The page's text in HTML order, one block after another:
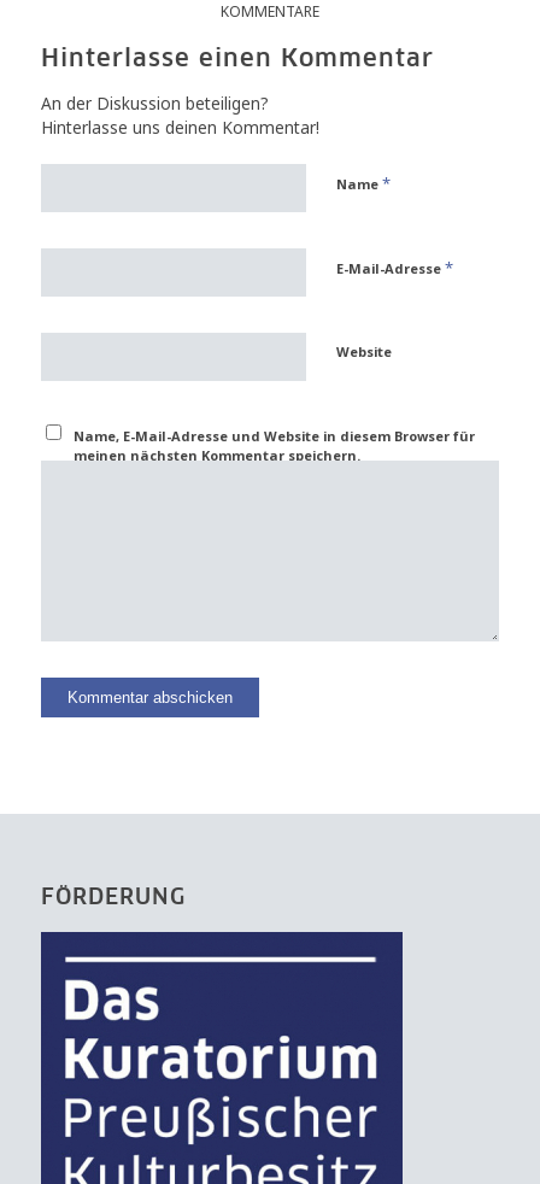
KOMMENTARE
Hinterlasse einen Kommentar
An der Diskussion beteiligen?
Hinterlasse uns deinen Kommentar!
Name *
E-Mail-Adresse *
Website
Name, E-Mail-Adresse und Website in diesem Browser für
meinen nächsten Kommentar speichern.
FÖRDERUNG